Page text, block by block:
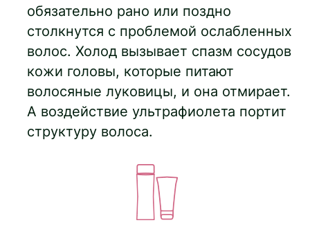
обязательно рано или поздно
столкнутся с проблемой ослабленных
волос. Холод вызывает спазм сосудов
кожи головы, которые питают
волосяные луковицы, и она отмирает.
А воздействие ультрафиолета портит
структуру волоса.